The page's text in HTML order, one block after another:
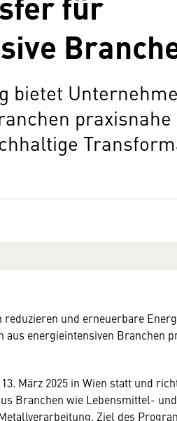
bietet
praxisnahe
reduzieren und erneuerbare
aus energieintensiven Branchen
März 2025 in Wien statt und
Branchen wie Lebensmittel-
Ziel des